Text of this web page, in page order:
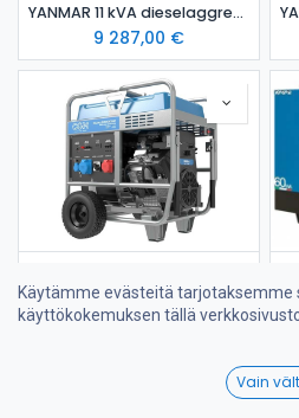
YANMAR 11 kVA dieselaggregaatti kotelossa STAGE 5
9 287,00 €
4 980,00€
Käytämme evästeitä tarjotaksemme
käyttökokemuksen tällä
Vain